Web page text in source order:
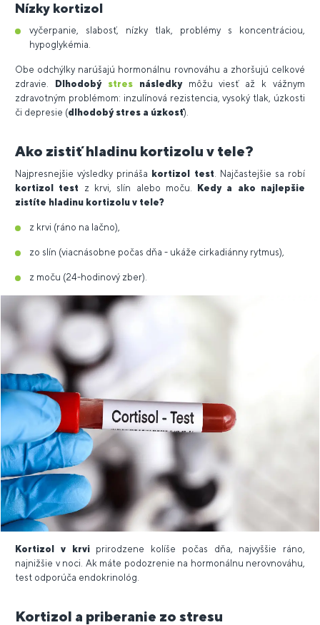
Nízky kortizol
vyčerpanie, slabosť, nízky tlak, problémy s koncentráciou,
hypoglykémia.
Obe odchýlky narúšajú hormonálnu rovnováhu a zhoršujú celkové
zdravie.
Dlhodobý stresnásledkymôžu viesť až k vážnym
zdravotným problémom: inzulínová rezistencia, vysoký tlak, úzkosti
či depresie (dlhodobý stres a úzkosť).
Ako zistiť hladinu kortizolu v tele?
Najpresnejšie výsledky prináša kortizol test. Najčastejšie sa robí
kortizol test z krvi, slín alebo moču.
Kedy a ako najlepšie
zistíte hladinu kortizolu v tele?
z krvi (ráno na lačno),
zo slín (viacnásobne počas dňa - ukáže cirkadiánny rytmus),
z moču (24-hodinový zber).
Kortizol v krviprirodzene kolíše počas dňa, najvyššie ráno,
najnižšie v noci. Ak máte podozrenie na hormonálnu nerovnováhu,
test odporúča endokrinológ.
Kortizol a priberanie zo stresu